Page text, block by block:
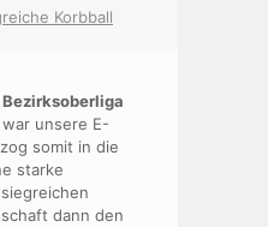
Korbball
unsere E-
somit in die
starke
dann den